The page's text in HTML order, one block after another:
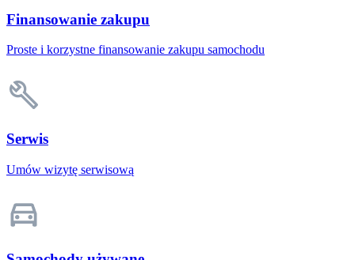
Finansowanie zakupu
Proste i korzystne finansowanie zakupu samochodu
Serwis
Umów wizytę serwisową